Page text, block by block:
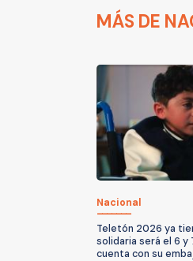
MÁS DE
Nacional
Teletón 2026 ya
solidaria será el 6 y
cuenta con su